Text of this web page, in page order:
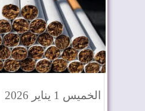
الخميس 1 يناير 2026